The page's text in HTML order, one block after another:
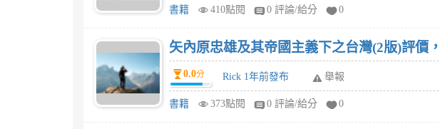
書籍 410點閱 0 評論/給分 0
矢內原忠雄及其帝國主義下之台灣(2版)評價
0.0分 Rick 1年前發布 舉報
書籍 373點閱 0 評論/給分 0